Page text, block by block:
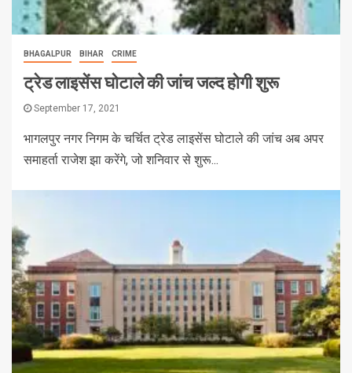
BHAGALPUR BIHAR CRIME
ट्रेड लाइसेंस घोटाले की जांच जल्द होगी शुरू
September 17, 2021
भागलपुर नगर निगम के चर्चित ट्रेड लाइसेंस घोटाले की जांच अब अपर
समाहर्ता राजेश झा करेंगे, जो शनिवार से शुरू...